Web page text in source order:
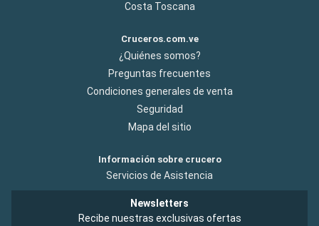
Costa Toscana
Cruceros.com.ve
¿Quiénes somos?
Preguntas frecuentes
Condiciones generales de venta
Seguridad
Mapa del sitio
Información sobre crucero
Servicios de Asistencia
Newsletters
Recibe nuestras exclusivas ofertas